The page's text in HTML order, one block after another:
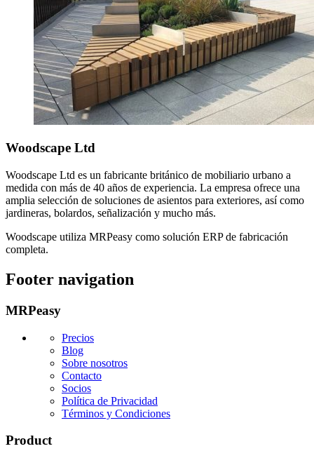
Woodscape Ltd
Woodscape Ltd es un fabricante británico de mobiliario urbano a
medida con más de 40 años de experiencia. La empresa ofrece una
amplia selección de soluciones de asientos para exteriores, así como
jardineras, bolardos, señalización y mucho más.
Woodscape utiliza MRPeasy como solución ERP de fabricación
completa.
Footer navigation
MRPeasy
Precios
Blog
Sobre nosotros
Contacto
Socios
Política de Privacidad
Términos y Condiciones
Product